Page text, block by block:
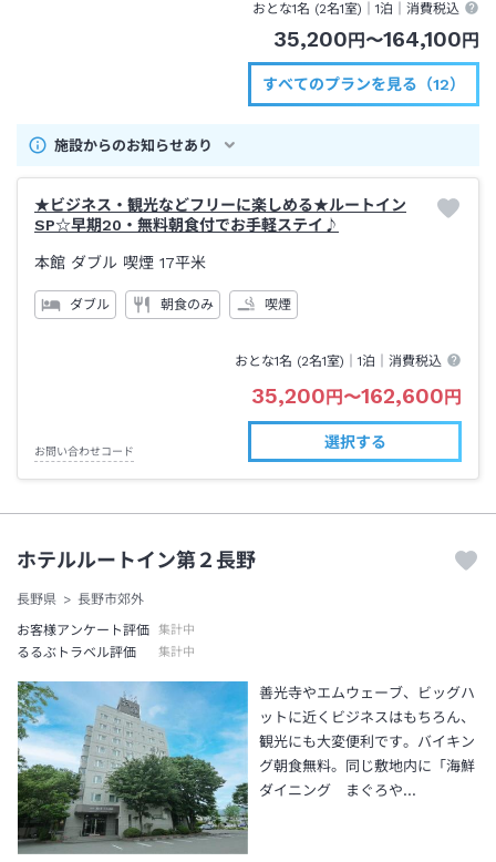
おとな1名 (2名1室)｜1泊 ｜消費税込
35,200 円 〜164,100 円
すべてのプランを見る（12）
施設からのお知らせあり
★ビジネス・観光などフリーに楽しめる★ルートイン
SP☆早期20・無料朝食付でお手軽ステイ♪
本館 ダブル 喫煙 17平米
ダブル 朝食のみ 喫煙
おとな1名 (2名1室)｜1泊 ｜消費税込
35,200 円 〜162,600 円
お問い合わせコード
選択する
ホテルルートイン第２長野
長野県
長野市郊外
お客様アンケート評価
集計中
るるぶトラベル評価 集計中
善光寺やエムウェーブ、ビッグハ
ットに近くビジネスはもちろん、
観光にも大変便利です。バイキン
グ朝食無料。同じ敷地内に「海鮮
ダイニング まぐろや…